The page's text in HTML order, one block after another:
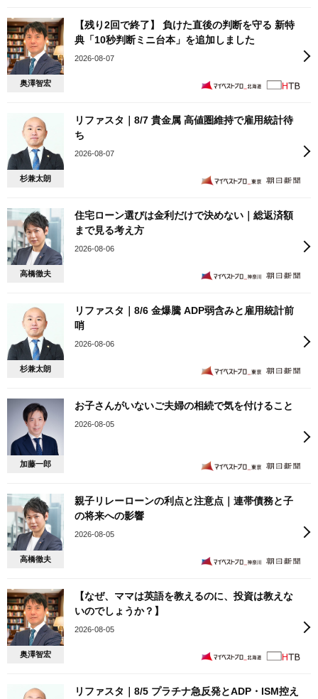
奥澤智宏
【残り2回で終了】 負けた直後の判断を守る 新特
典「10秒判断ミニ台本」を追加しました
2026-08-07
杉兼太朗
リファスタ｜8/7 貴金属 高値圏維持で雇用統計待
ち
2026-08-07
高橋徹夫
住宅ローン選びは金利だけで決めない｜総返済額
まで見る考え方
2026-08-06
杉兼太朗
リファスタ｜8/6 金爆騰 ADP弱含みと雇用統計前
哨
2026-08-06
加藤一郎
お子さんがいないご夫婦の相続で気を付けること
2026-08-05
高橋徹夫
親子リレーローンの利点と注意点｜連帯債務と子
の将来への影響
2026-08-05
奥澤智宏
【なぜ、ママは英語を教えるのに、投資は教えな
いのでしょうか？】
2026-08-05
リファスタ｜8/5 プラチナ急反発とADP・ISM控え